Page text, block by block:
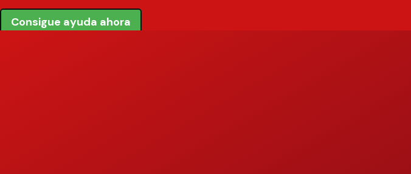
Consigue ayuda ahora